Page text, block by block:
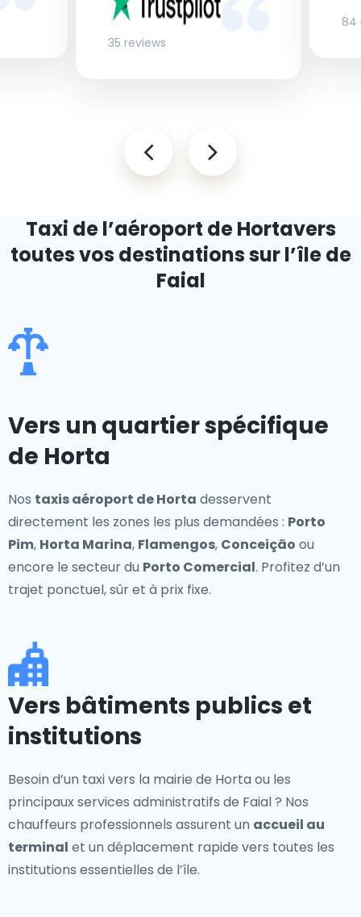
35 reviews
84
Taxi de l’aéroport de Hortavers
toutes vos destinations sur l’île de
Faial
Vers un quartier spécifique
de Horta
Nos taxis aéroport de Horta desservent
directement les zones les plus demandées : Porto
Pim, Horta Marina, Flamengos, Conceição ou
encore le secteur du Porto Comercial. Profitez d’un
trajet ponctuel, sûr et à prix fixe.
Vers bâtiments publics et
institutions
Besoin d’un taxi vers la mairie de Horta ou les
principaux services administratifs de Faial ? Nos
chauffeurs professionnels assurent un accueil au
terminal et un déplacement rapide vers toutes les
institutions essentielles de l’île.